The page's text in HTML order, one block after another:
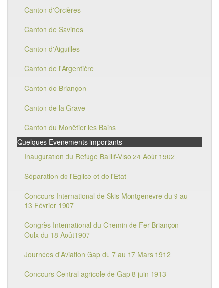
Canton d'Orcières
Canton de Savines
Canton d'Aiguilles
Canton de l'Argentière
Canton de Briançon
Canton de la Grave
Canton du Monêtier les Bains
Quelques Evenements importants
Inauguration du Refuge Baillif-Viso 24 Août 1902
Séparation de l'Eglise et de l'Etat
Concours International de Skis Montgenevre du 9 au
13 Février 1907
Congrès International du Chemin de Fer Briançon -
Oulx du 18 Août1907
Journées d'Aviation Gap du 7 au 17 Mars 1912
Concours Central agricole de Gap 8 juin 1913